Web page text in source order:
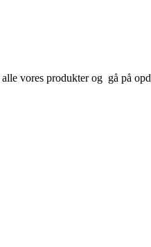
vores produkter og gå på